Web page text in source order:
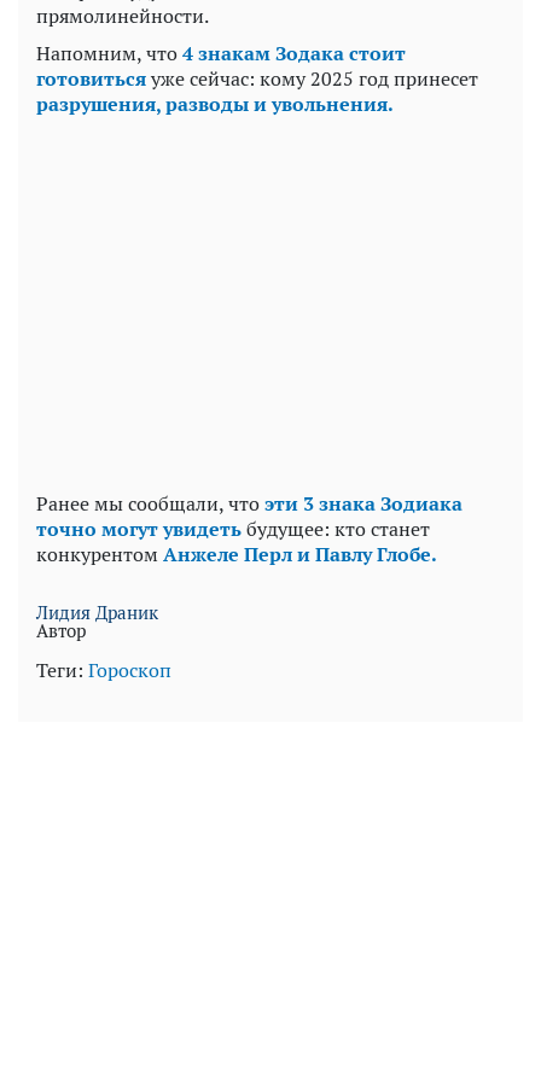
прямолинейности.
Напомним, что4 знакам Зодака стоит
готовитьсяуже сейчас: кому 2025 год принесет
разрушения, разводы и увольнения.
Ранее мы сообщали, чтоэти 3 знака Зодиака
точно могут увидетьбудущее: кто станет
конкурентомАнжеле Перл и Павлу Глобе.
Лидия Драник
Автор
Теги: Гороскоп